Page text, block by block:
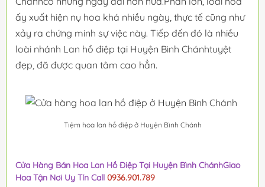
ấy xuất hiện nụ hoa khá nhiều ngày, thực tế cũng như
xảy ra chứng minh sự việc này. Tiếp đến đó là nhiều
loài nhánh Lan hồ điệp tại Huyện Bình Chánhtuyệt
đẹp, đã được quan tâm cao hẳn.
Tiệm hoa lan hồ điệp ở Huyện Bình Chánh
Cửa Hàng Bán Hoa Lan Hồ Điệp Tại Huyện Bình ChánhGiao
Hoa Tận Nơi Uy Tín Call 0936.901.789